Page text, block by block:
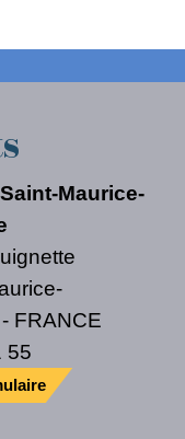
Maurice-
FRANCE
55